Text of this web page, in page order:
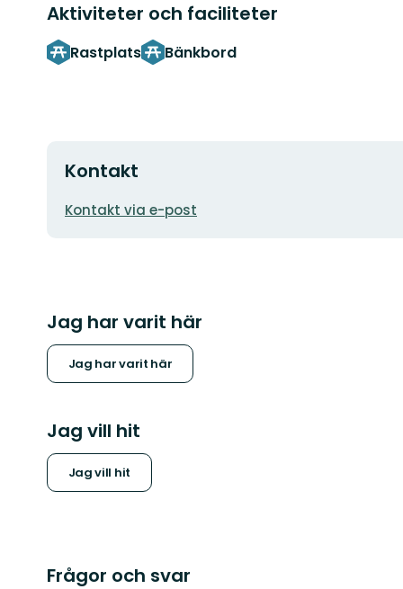
Aktiviteter och faciliteter
Rastplats Bänkbord
Kontakt
E-
Kontakt via e-post
Jag har varit här
Jag har varit här
Jag vill hit
Jag vill hit
Frågor och svar